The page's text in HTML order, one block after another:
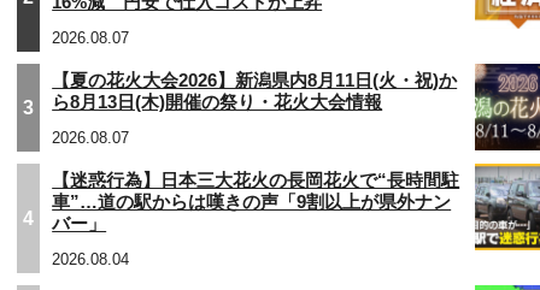
2026.08.07
3
【夏の花火大会2026】新潟県内8月11日(火・祝)か
ら8月13日(木)開催の祭り・花火大会情報
2026.08.07
4
【迷惑行為】日本三大花火の長岡花火で“長時間駐
車”…道の駅からは嘆きの声「9割以上が県外ナン
バー」
2026.08.04